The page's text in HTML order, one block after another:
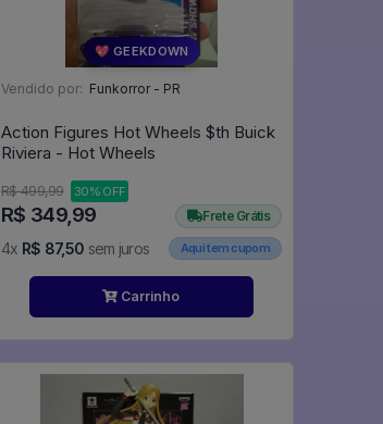
💖 GEEKDOWN
Vendido por: Funkorror - PR
Action Figures Hot Wheels $th Buick
Riviera - Hot Wheels
R$ 499,99 30% OFF
R$ 349,99
4x R$ 87,50 sem juros
Frete Grátis
Aqui tem cupom
Carrinho